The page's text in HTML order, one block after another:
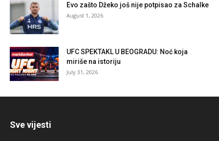
Evo zašto Džeko još nije potpisao za Schalke
August 1, 2026
UFC SPEKTAKL U BEOGRADU: Noć koja
miriše na istoriju
July 31, 2026
Sve vijesti